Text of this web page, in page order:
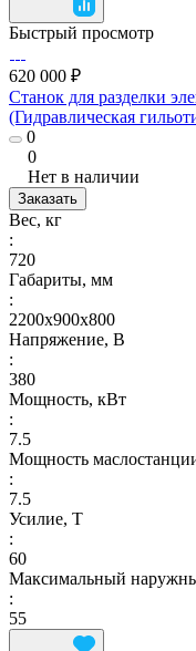
Быстрый просмотр
620 000 ₽
Станок для разделки
(Гидравлическая
0
0
Нет в наличии
Заказать
Вес, кг
:
720
Габариты, мм
:
2200х900х800
Напряжение, В
:
380
Мощность, кВт
:
7.5
Мощность
:
7.5
Усилие, Т
:
60
Максимальный
:
55